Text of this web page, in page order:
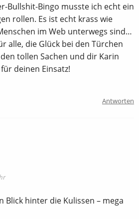
Bullshit-Bingo musste ich echt ein
rollen. Es ist echt krass wie
im Web unterwegs sind…
alle, die Glück bei den Türchen
tollen Sachen und dir Karin
deinen Einsatz!
Antworten
Blick hinter die Kulissen – mega